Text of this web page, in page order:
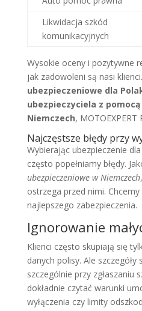
Likwidacja szkód
komunikacyjnych
Wysokie oceny i pozytywne
jak zadowoleni są nasi
ubezpieczeniowe dla
ubezpieczyciela z
Niemczech, MOTOEXPERT
Najczęstsze błędy przy
Wybierając ubezpieczenie
często popełniamy błędy.
ubezpieczeniowe w Niemczech
ostrzega przed nimi.
najlepszego zabezpieczenia.
Ignorowanie
Klienci często skupiają się
danych polisy. Ale szczegóły
szczególnie przy zgłaszaniu
dokładnie czytać warunki
wyłączenia czy limity